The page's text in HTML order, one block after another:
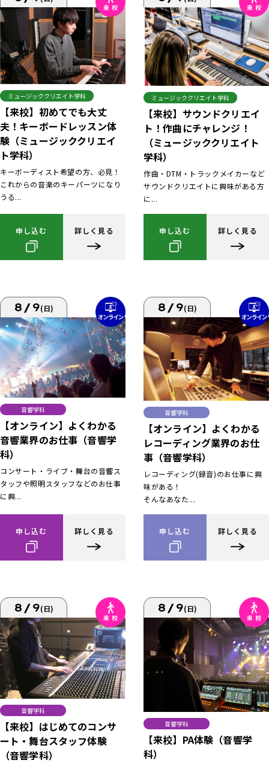
ミュージッククリエイト学科
【来校】初めてでも大丈
夫！キーボードレッスン体
験（ミュージッククリエイ
ト学科）
キーボーディスト希望の方、必見！
これからの音楽のキーパーツになり
うる...
申し込む 詳しく見る
ミュージッククリエイト学科
【来校】サウンドクリエイ
ト！作曲にチャレンジ！
（ミュージッククリエイト
学科）
作曲・DTM・トラックメイカーなど
サウンドクリエイトに興味がある方
に...
申し込む 詳しく見る
8/9(日)
音響学科
【オンライン】よくわかる
音響業界のお仕事（音響学
科）
コンサート・ライブ・舞台の音響ス
タッフや照明スタッフなどのお仕事
に興...
申し込む 詳しく見る
8/9(日)
音響学科
【オンライン】よくわかる
レコーディング業界のお仕
事（音響学科）
レコーディング(録音)のお仕事に興
味がある！
そんなあなた...
申し込む 詳しく見る
8/9(日)
音響学科
【来校】はじめてのコンサ
ート・舞台スタッフ体験
（音響学科）
8/9(日)
音響学科
【来校】PA体験（音響学
科）